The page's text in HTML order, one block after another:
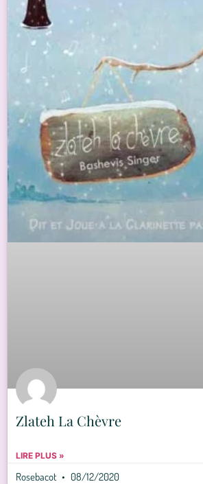
Zlateh La Chèvre
LIRE PLUS »
Rosebacot 08/12/2020